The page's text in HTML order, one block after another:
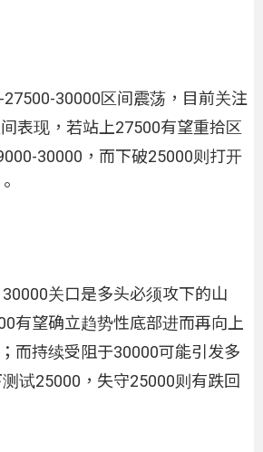
30000区间震荡，目前关注
表现，若站上27500有望重拾区
30000，而下破25000则打开
关口是多头必须攻下的山
有望确立趋势性底部进而再向上
而持续受阻于30000可能引发多
试25000，失守25000则有跌回